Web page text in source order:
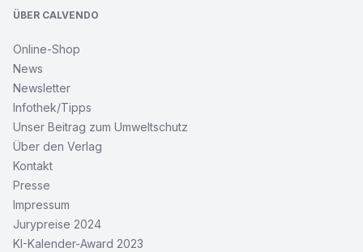
ÜBER CALVENDO
Online-Shop
News
Newsletter
Infothek/Tipps
Unser Beitrag zum Umweltschutz
Über den Verlag
Kontakt
Presse
Impressum
Jurypreise 2024
KI-Kalender-Award 2023